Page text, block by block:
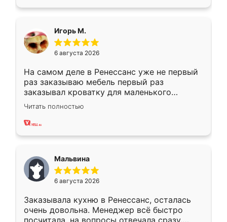
Игорь М.
6 августа 2026
На самом деле в Ренессанс уже не первый
раз заказываю мебель первый раз
заказывал кроватку для маленького
ребёнка при его рождении ,во второй раз
заказал шкаф-купе. По качеству очень
хорошее сборка достаточно быстрая,
меньше, здесь же он более разнообразный.
Мне нравится ,если что-то потребуется из
мебели буду заказывать только здесь.
Читать полностью
Мальвина
6 августа 2026
Заказывала кухню в Ренессанс, осталась
очень довольна. Менеджер всё быстро
посчитала, на вопросы отвечала сразу.